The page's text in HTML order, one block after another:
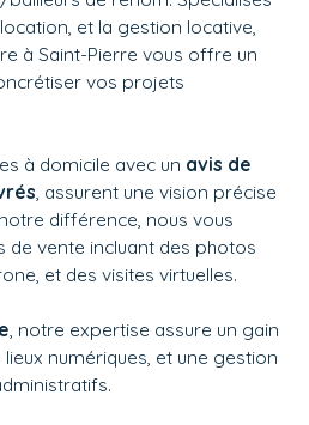
et la gestion locative,
à Saint-Pierre vous offre un
vos projets
à domicile avec un avis de
, assurent une vision précise
différence, nous vous
vente incluant des photos
et des visites virtuelles.
, notre expertise assure un gain
numériques, et une gestion